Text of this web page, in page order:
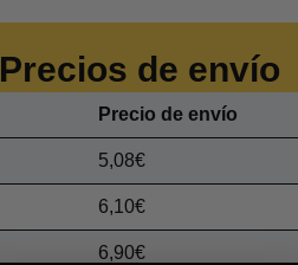
Precios de envío
Precio de envío
5,08€
6,10€
6,90€